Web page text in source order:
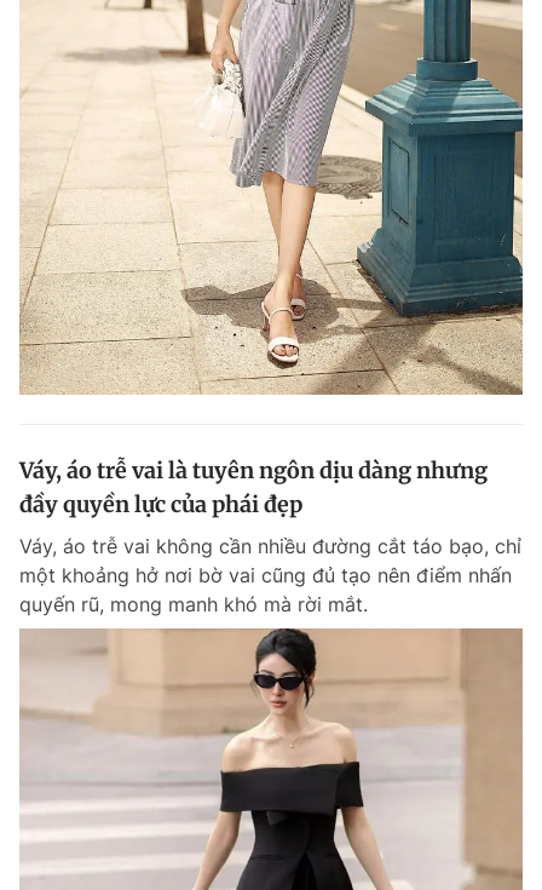
Váy, áo trễ vai là tuyên ngôn dịu dàng nhưng
đầy quyền lực của phái đẹp
Váy, áo trễ vai không cần nhiều đường cắt táo bạo, chỉ
một khoảng hở nơi bờ vai cũng đủ tạo nên điểm nhấn
quyến rũ, mong manh khó mà rời mắt.